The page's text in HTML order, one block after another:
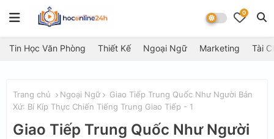
0
Tin Học Văn Phòng Thiết Kế Ngoại Ngữ Marketing Tài
Trang chủ Ngoại Ngữ
Giao Tiếp Trung Quốc Như Người Bản
Xứ: Bí Kíp Thực Chiến Tiếng Trung Giao Tiếp - 1
Giao Tiếp Trung Quốc Như Người